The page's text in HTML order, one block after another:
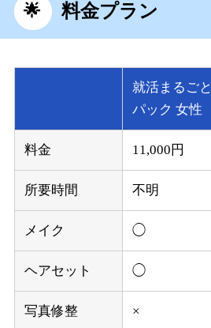
料金プラン
就活まるごと
パック 女性
料金 11,000円
所要時間 不明
メイク ◯
ヘアセット ◯
写真修整 ×